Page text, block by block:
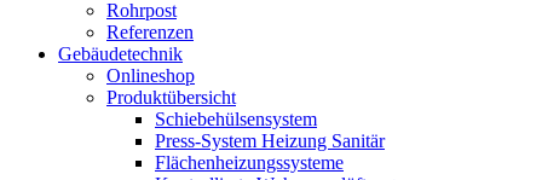
Rohrpost
Referenzen
Gebäudetechnik
Onlineshop
Produktübersicht
Schiebehülsensystem
Press-System Heizung Sanitär
Flächenheizungssysteme